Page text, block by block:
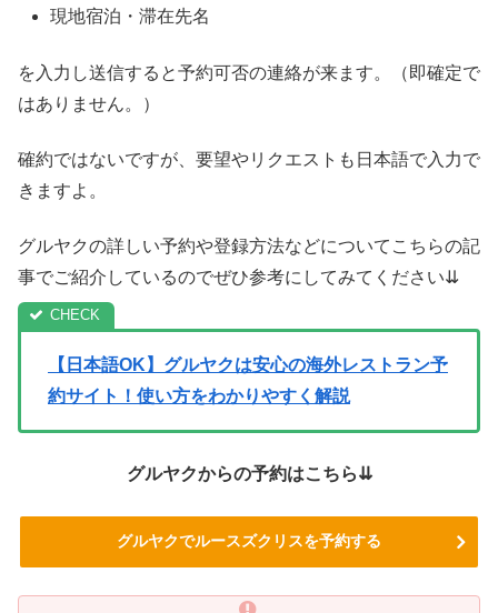
現地宿泊・滞在先名
を入力し送信すると予約可否の連絡が来ます。（即確定で
はありません。）
確約ではないですが、要望やリクエストも日本語で入力で
きますよ。
グルヤクの詳しい予約や登録方法などについてこちらの記
事でご紹介しているのでぜひ参考にしてみてください⇊
【日本語OK】グルヤクは安心の海外レストラン予
約サイト！使い方をわかりやすく解説
グルヤクからの予約はこちら⇊
グルヤクでルースズクリスを予約する